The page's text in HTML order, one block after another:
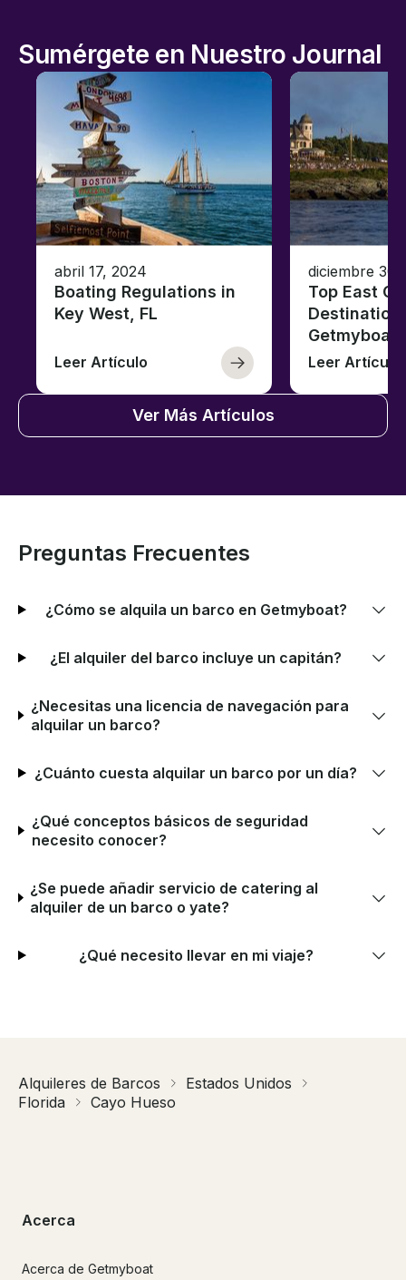
Sumérgete en Nuestro Journal
abril 17, 2024
Boating Regulations in
Key West, FL
Leer Artículo
diciembre 30,
Top East
Getmyboat
Leer Artículo
Ver Más Artículos
Preguntas Frecuentes
¿Cómo se alquila un barco en Getmyboat?
¿El alquiler del barco incluye un capitán?
¿Necesitas una licencia de navegación para
alquilar un barco?
¿Cuánto cuesta alquilar un barco por un día?
¿Qué conceptos básicos de seguridad
necesito conocer?
¿Se puede añadir servicio de catering al
alquiler de un barco o yate?
¿Qué necesito llevar en mi viaje?
Alquileres de Barcos
Estados Unidos
Florida
Cayo Hueso
Acerca
Acerca de Getmyboat